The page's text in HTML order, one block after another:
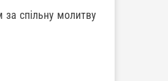
за спільну молитву